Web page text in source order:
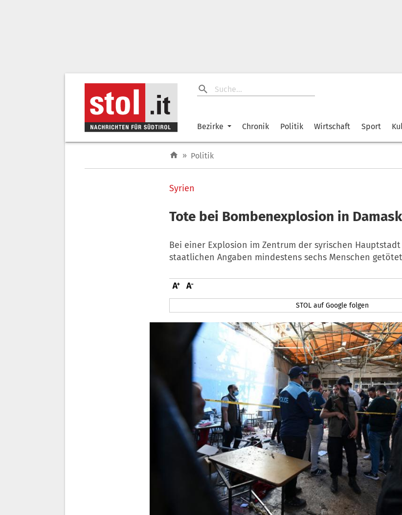
Bezirke Chronik Politik Wirtschaft Sport
» Politik
Syrien
Tote bei Bombenexplosion in
Bei einer Explosion im Zentrum der syrischen Hauptstadt
staatlichen Angaben mindestens sechs Menschen
STOL auf Google folgen